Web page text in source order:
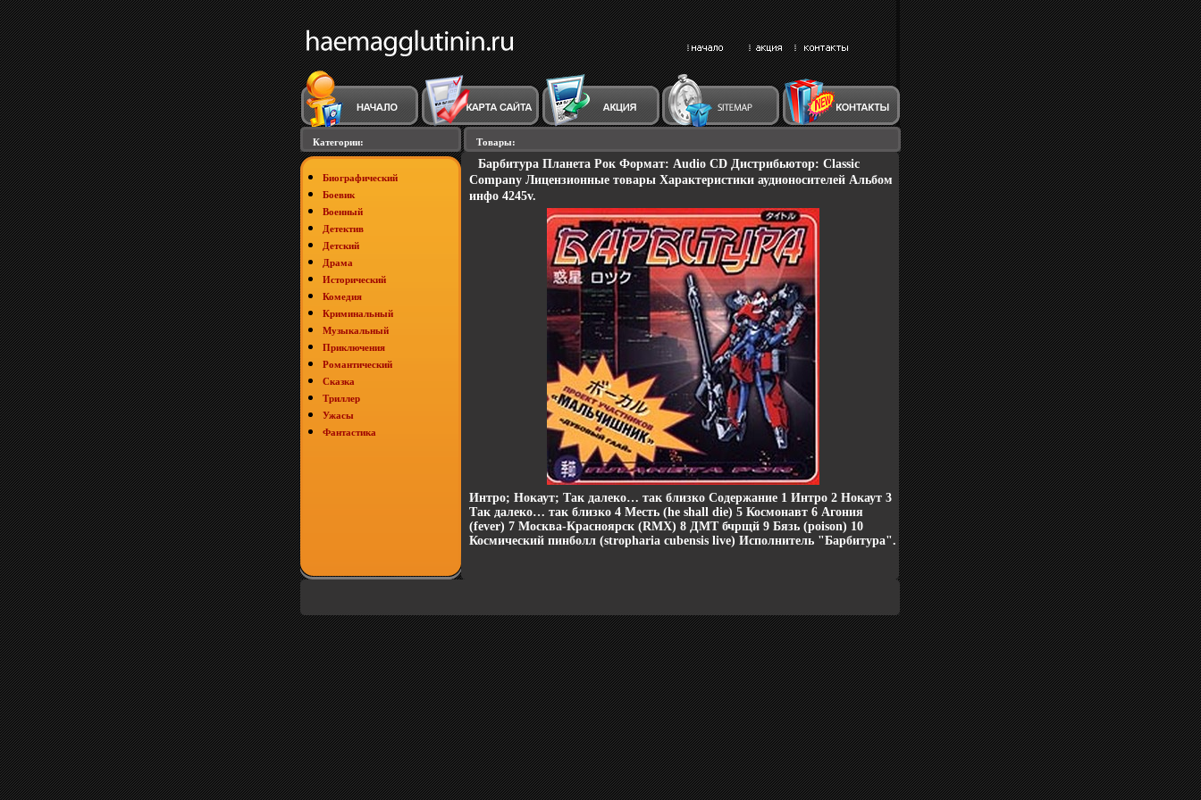
Категории:
Биографический
Боевик
Военный
Детектив
Детский
Драма
Исторический
Комедия
Криминальный
Музыкальный
Приключения
Романтический
Сказка
Триллер
Ужасы
Фантастика
Товары:
Барбитура Планета Рок Формат: Audio CD Дистрибьютор: Classic
Company Лицензионные товары Характеристики аудионосителей Альбом
инфо 4245v.
Интро; Нокаут; Так далеко… так близко Содержание 1 Интро 2 Нокаут 3
Так далеко… так близко 4 Месть (he shall die) 5 Космонавт 6 Агония
(fever) 7 Москва-Красноярск (RMX) 8 ДМТ бчрщй 9 Бязь (poison) 10
Космический пинболл (stropharia cubensis live) Исполнитель "Барбитура".